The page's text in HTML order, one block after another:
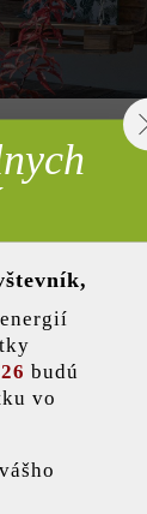
& SCHODY
budú
vo